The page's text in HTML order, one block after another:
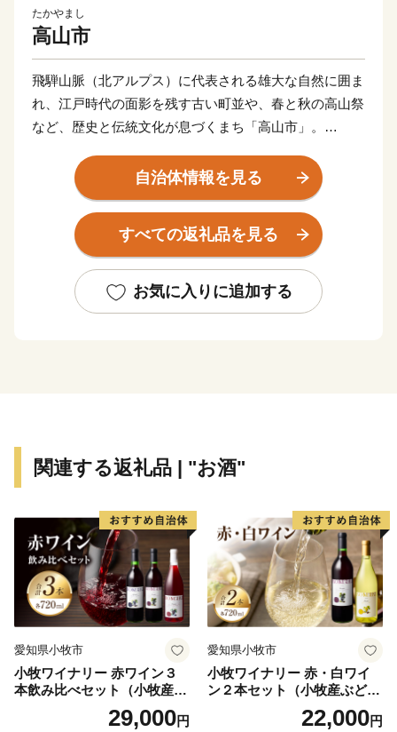
たかやまし
高山市
飛騨山脈（北アルプス）に代表される雄大な自然に囲ま
れ、江戸時代の面影を残す古い町並や、春と秋の高山祭
など、歴史と伝統文化が息づくまち「高山市」。
本酒などのグルメも充実しています。
自治体情報を見る
すべての返礼品を見る
お気に入りに追加する
関連する返礼品 | "お酒"
愛知県小牧市
小牧ワイナリー 赤ワイン３
本飲み比べセット（小牧産ぶ
どう100％使用）29,000円
愛知県小牧市
小牧ワイナリー 赤・白ワイ
ン２本セット（小牧産ぶどう
22,000円